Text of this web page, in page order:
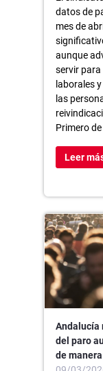
datos de
mes de
aunque
servir
laborales
las
Primero
Leer
Andalucía
del paro
de